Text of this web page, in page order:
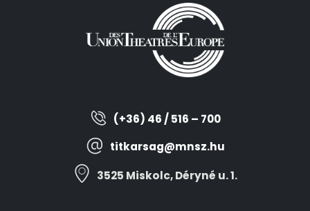
(+36) 46 / 516 – 700
titkarsag@mnsz.hu
3525 Miskolc, Déryné u. 1.